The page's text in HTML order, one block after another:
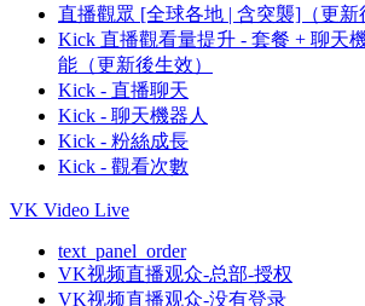
直播觀眾 [全球各地 | 含突襲]（更新
Kick 直播觀看量提升 - 套餐 + 聊天
能（更新後生效）
Kick - 直播聊天
Kick - 聊天機器人
Kick - 粉絲成長
Kick - 觀看次數
VK Video Live
text_panel_order
VK视频直播观众-总部-授权
VK视频直播观众-没有登录